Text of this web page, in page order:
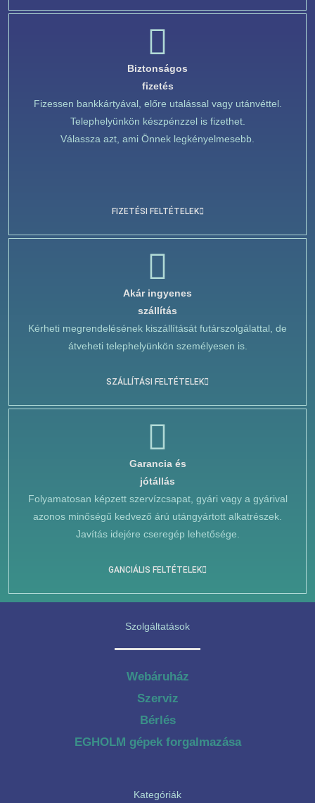
Biztonságos
fizetés
Fizessen bankkártyával, előre utalással vagy utánvéttel.
Telephelyünkön készpénzzel is fizethet.
Válassza azt, ami Önnek legkényelmesebb.
FIZETÉSI FELTÉTELEK
Akár ingyenes
szállítás
Kérheti megrendelésének kiszállítását futárszolgálattal, de
átveheti telephelyünkön személyesen is.
SZÁLLÍTÁSI FELTÉTELEK
Garancia és
jótállás
Folyamatosan képzett szervízcsapat, gyári vagy a gyárival
azonos minőségű kedvező árú utángyártott alkatrészek.
Javítás idejére cseregép lehetősége.
GANCIÁLIS FELTÉTELEK
Szolgáltatások
Webáruház
Szerviz
Bérlés
EGHOLM gépek forgalmazása
Kategóriák